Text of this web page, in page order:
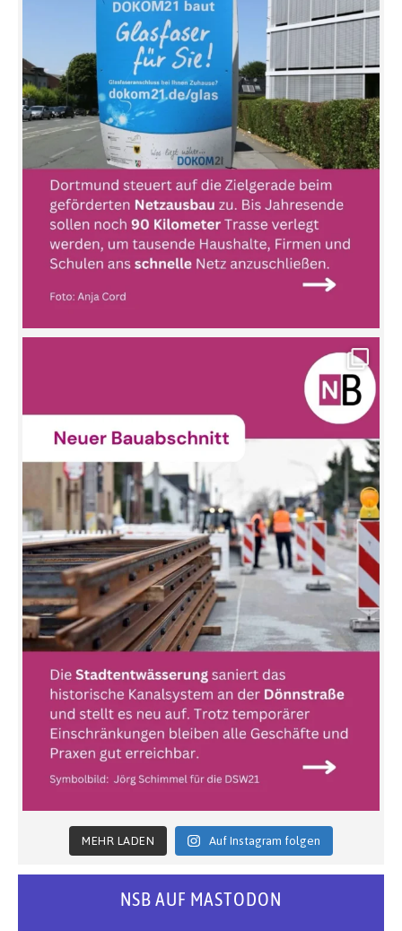
MEHR LADEN Auf Instagram folgen
NSB AUF MASTODON